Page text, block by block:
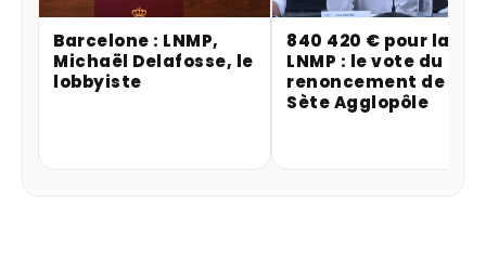
Barcelone : LNMP,
Michaël Delafosse, le
lobbyiste
840 420 € pour la
LNMP : le vote du
renoncement de
Sète Agglopôle